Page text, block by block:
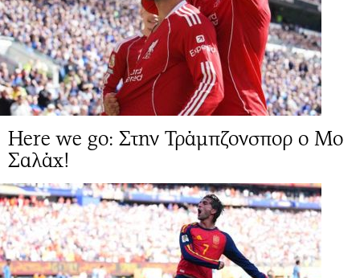
Here we go: Στην Τράμπζονσπορ ο Μο
Σαλάχ!